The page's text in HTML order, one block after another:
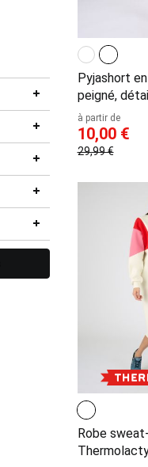
Pyjashort
peigné,
à partir de
10,00 €
29,99 €
Robe